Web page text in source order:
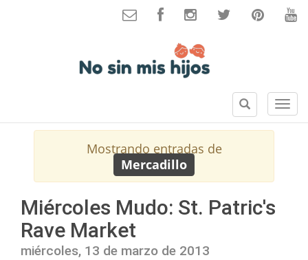
S
e
B
u
s
r
Mostrando entradas de
Mercadillo
Miércoles Mudo: St. Patric's
Rave Market
miércoles, 13 de marzo de 2013